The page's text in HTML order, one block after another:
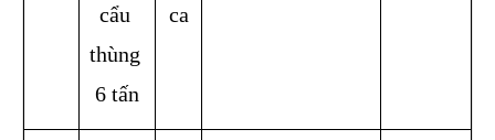
cẩu
thùng
6 tấn
ca